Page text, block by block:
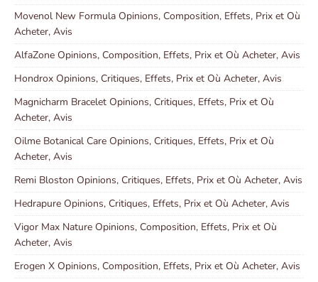
Movenol New Formula Opinions, Composition, Effets, Prix et Où
Acheter, Avis
AlfaZone Opinions, Composition, Effets, Prix et Où Acheter, Avis
Hondrox Opinions, Critiques, Effets, Prix et Où Acheter, Avis
Magnicharm Bracelet Opinions, Critiques, Effets, Prix et Où
Acheter, Avis
Oilme Botanical Care Opinions, Critiques, Effets, Prix et Où
Acheter, Avis
Remi Bloston Opinions, Critiques, Effets, Prix et Où Acheter, Avis
Hedrapure Opinions, Critiques, Effets, Prix et Où Acheter, Avis
Vigor Max Nature Opinions, Composition, Effets, Prix et Où
Acheter, Avis
Erogen X Opinions, Composition, Effets, Prix et Où Acheter, Avis